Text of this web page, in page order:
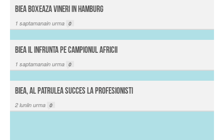
Biea boxeaza vineri in Hamburg
1 saptamanain urma 0
Biea il infrunta pe campionul Africii
1 saptamanain urma 0
Biea, al patrulea succes la profesionisti
2 luniin urma 0